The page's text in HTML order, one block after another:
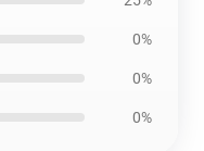
0%
0%
0%